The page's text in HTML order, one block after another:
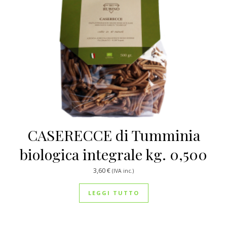
CASERECCE di Tumminia
biologica integrale kg. 0,500
3,60€ (IVA inc.)
LEGGI TUTTO